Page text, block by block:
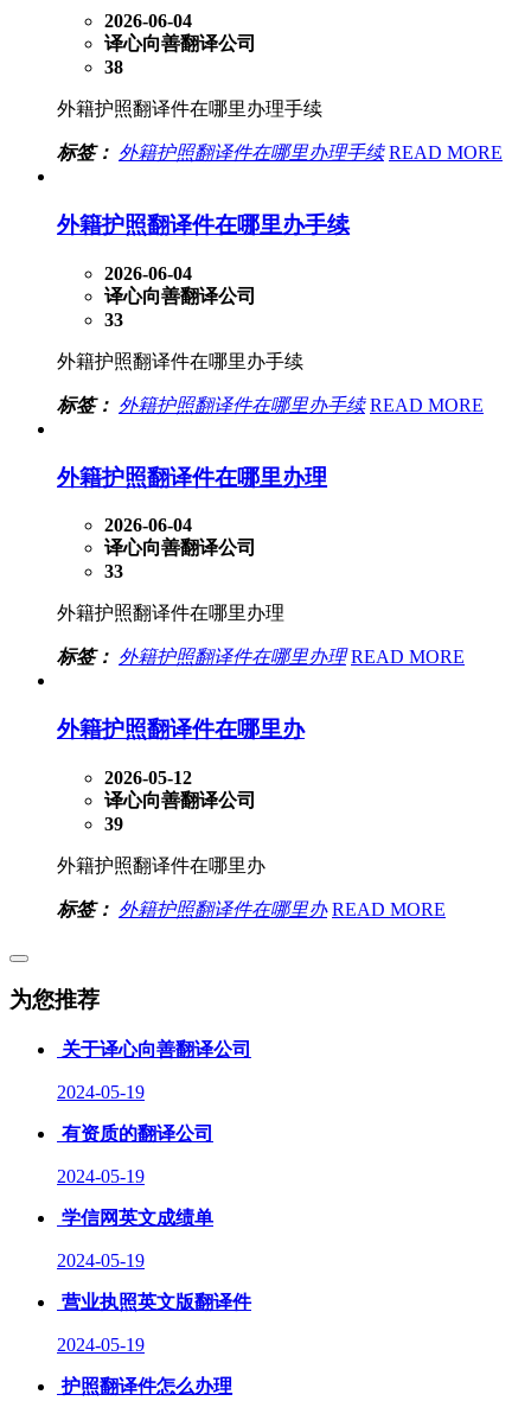
2026-06-04
译心向善翻译公司
38
外籍护照翻译件在哪里办理手续
标签： 外籍护照翻译件在哪里办理手续 READ MORE
外籍护照翻译件在哪里办手续
2026-06-04
译心向善翻译公司
33
外籍护照翻译件在哪里办手续
标签： 外籍护照翻译件在哪里办手续 READ MORE
外籍护照翻译件在哪里办理
2026-06-04
译心向善翻译公司
33
外籍护照翻译件在哪里办理
标签： 外籍护照翻译件在哪里办理 READ MORE
外籍护照翻译件在哪里办
2026-05-12
译心向善翻译公司
39
外籍护照翻译件在哪里办
标签： 外籍护照翻译件在哪里办 READ MORE
为您推荐
关于译心向善翻译公司
2024-05-19
有资质的翻译公司
2024-05-19
学信网英文成绩单
2024-05-19
营业执照英文版翻译件
2024-05-19
护照翻译件怎么办理